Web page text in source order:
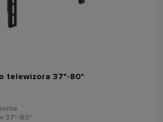
telewizora 37"-80"
37"-80"